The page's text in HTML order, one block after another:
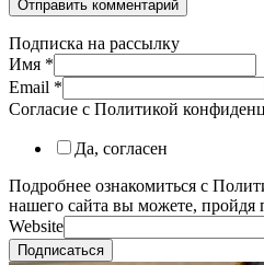
Подписка на рассылку
Имя *
Email *
Согласие с Политикой
Да, согласен
Подробнее ознакомиться с
нашего сайта вы можете, пройдя
Website
Подписаться